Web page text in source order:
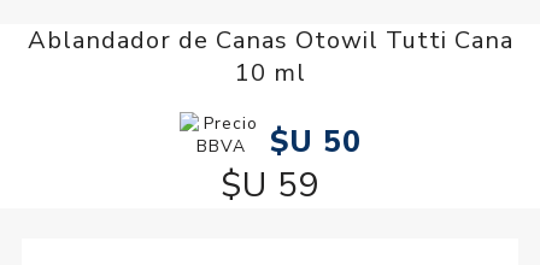
Ablandador de Canas Otowil Tutti Cana
10 ml
$U 50
$U 59